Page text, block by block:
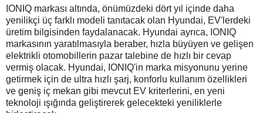
IONIQ markası altında, önümüzdeki dört yıl içinde daha
yenilikçi üç farklı modeli tanıtacak olan Hyundai, EV'lerdeki
üretim bilgisinden faydalanacak. Hyundai ayrıca, IONIQ
markasının yaratılmasıyla beraber, hızla büyüyen ve gelişen
elektrikli otomobillerin pazar talebine de hızlı bir cevap
vermiş olacak. Hyundai, IONIQ'in marka misyonunu yerine
getirmek için de ultra hızlı şarj, konforlu kullanım özellikleri
ve geniş iç mekan gibi mevcut EV kriterlerini, en yeni
teknoloji ışığında geliştirerek gelecekteki yeniliklerle